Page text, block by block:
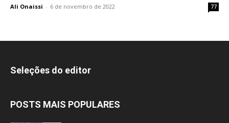
Ali Onaissi - 6 de novembro de 2022 77
Seleções do editor
POSTS MAIS POPULARES